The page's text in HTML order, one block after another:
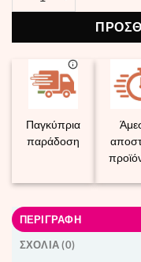
Παγκύπρια
παράδοση
ΠΕΡΙΓΡΑΦΗ
ΣΧΟΛΙΑ (0)